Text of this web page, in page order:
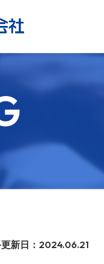
新日：2024.06.21